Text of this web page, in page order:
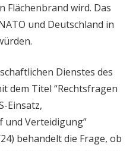
Flächenbrand wird. Das
und Deutschland in
Dienstes des
dem Titel “Rechtsfragen
Einsatz,
Verteidigung”
behandelt die Frage, ob